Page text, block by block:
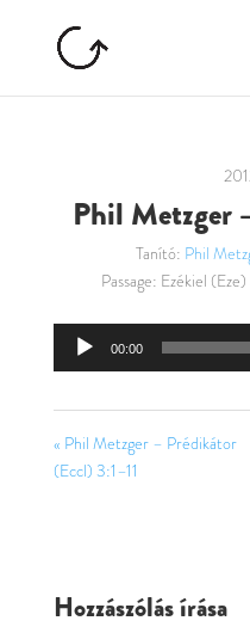
Phil Metzger
Tanító: Phil
Passage: Ezékiel
00:00
« Phil Metzger – Prédikátor
(Eccl) 3:1–11
Hozzászólás írása